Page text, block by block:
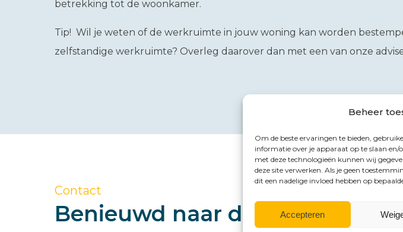
Beheer
Om de beste ervaringen te bieden,
informatie over je apparaat op te slaan
met deze technologieën kunnen wij
deze site verwerken. Als je geen
dit een nadelige invloed hebben op
Accepteren
betrekking tot de woonkamer.
Tip! Wil je weten of de werkruimte in jouw woning kan worden
zelfstandige werkruimte? Overleg daarover dan met een van onze
Contact
Benieuwd naar de